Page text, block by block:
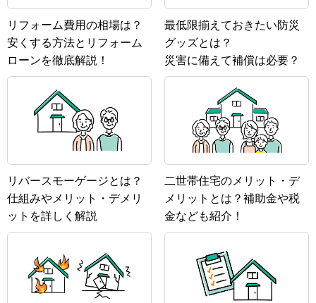
リフォーム費用の相場は？
安くする方法とリフォーム
ローンを徹底解説！
最低限揃えておきたい防災
グッズとは？
災害に備えて補償は必要？
リバースモーゲージとは？
仕組みやメリット・デメリ
ットを詳しく解説
二世帯住宅のメリット・デ
メリットとは？補助金や税
金なども紹介！